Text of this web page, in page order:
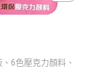
6色壓克力顏料、